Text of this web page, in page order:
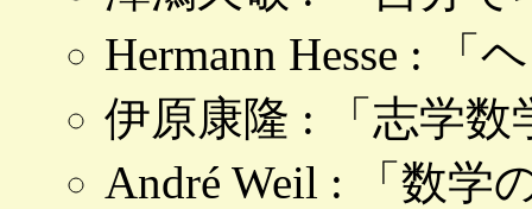
Hermann Hesse :
伊原康隆 : 「志学数
André Weil : 「数学